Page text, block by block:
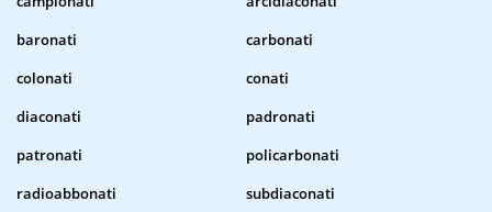
baronati
carbonati
colonati
conati
diaconati
padronati
patronati
policarbonati
radioabbonati
subdiaconati